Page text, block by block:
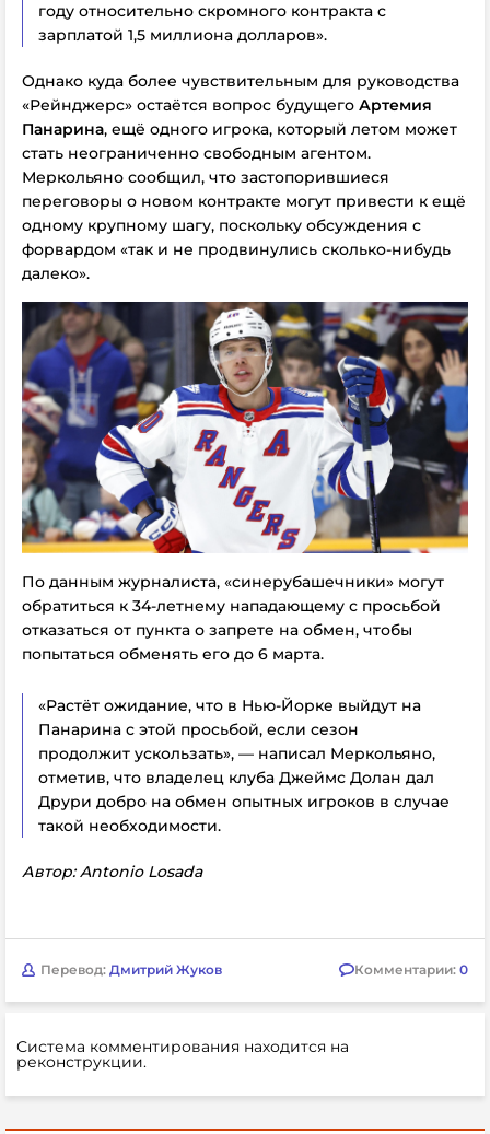
году относительно скромного контракта с
зарплатой 1,5 миллиона долларов».
Однако куда более чувствительным для руководства
«Рейнджерс» остаётся вопрос будущего Артемия
Панарина, ещё одного игрока, который летом может
стать неограниченно свободным агентом.
Меркольяно сообщил, что застопорившиеся
переговоры о новом контракте могут привести к ещё
одному крупному шагу, поскольку обсуждения с
форвардом «так и не продвинулись сколько-нибудь
далеко».
По данным журналиста, «синерубашечники» могут
обратиться к 34-летнему нападающему с просьбой
отказаться от пункта о запрете на обмен, чтобы
попытаться обменять его до 6 марта.
«Растёт ожидание, что в Нью-Йорке выйдут на
Панарина c этой просьбой, если сезон
продолжит ускользать», — написал Меркольяно,
отметив, что владелец клуба Джеймс Долан дал
Друри добро на обмен опытных игроков в случае
такой необходимости.
Автор: Antonio Losada
Перевод: Дмитрий Жуков Комментарии: 0
Система комментирования находится на
реконструкции.